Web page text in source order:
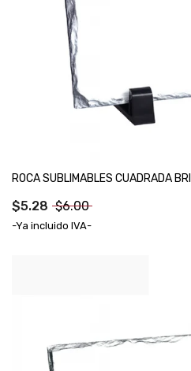
ROCA SUBLIMABLES CUADRADA
$5.28 $6.00
-Ya incluido IVA-